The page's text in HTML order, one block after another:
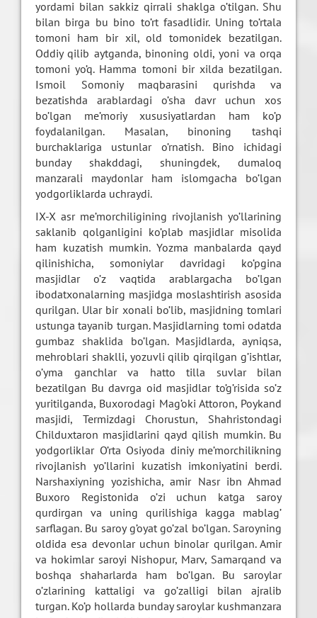
yordami bilan sakkiz qirrali shaklga o’tilgan. Shu
bilan birga bu bino to’rt fasadlidir. Uning to’rtala
tomoni ham bir xil, old tomonidek bezatilgan.
Oddiy qilib aytganda, binoning oldi, yoni va orqa
tomoni yo’q. Hamma tomoni bir xilda bezatilgan.
Ismoil Somoniy maqbarasini qurishda va
bezatishda arablardagi o’sha davr uchun xos
bo’lgan me’moriy xususiyatlardan ham ko’p
foydalanilgan. Masalan, binoning tashqi
burchaklariga ustunlar o’rnatish. Bino ichidagi
bunday shakddagi, shuningdek, dumaloq
manzarali maydonlar ham islomgacha bo’lgan
yodgorliklarda uchraydi.
IX-X asr me’morchiligining rivojlanish yo’llarining
saklanib qolganligini ko’plab masjidlar misolida
ham kuzatish mumkin. Yozma manbalarda qayd
qilinishicha, somoniylar davridagi ko’pgina
masjidlar o’z vaqtida arablargacha bo’lgan
ibodatxonalarning masjidga moslashtirish asosida
qurilgan. Ular bir xonali bo’lib, masjidning tomlari
ustunga tayanib turgan. Masjidlarning tomi odatda
gumbaz shaklida bo’lgan. Masjidlarda, ayniqsa,
mehroblari shaklli, yozuvli qilib qirqilgan g’ishtlar,
o’yma ganchlar va hatto tilla suvlar bilan
bezatilgan Bu davrga oid masjidlar to’g’risida so’z
yuritilganda, Buxorodagi Mag’oki Attoron, Poykand
masjidi, Termizdagi Chorustun, Shahristondagi
Childuxtaron masjidlarini qayd qilish mumkin. Bu
yodgorliklar O’rta Osiyoda diniy me’morchilikning
rivojlanish yo’llarini kuzatish imkoniyatini berdi.
Narshaxiyning yozishicha, amir Nasr ibn Ahmad
Buxoro Registonida o’zi uchun katga saroy
qurdirgan va uning qurilishiga kagga mablag’
sarflagan. Bu saroy g’oyat go’zal bo’lgan. Saroyning
oldida esa devonlar uchun binolar qurilgan. Amir
va hokimlar saroyi Nishopur, Marv, Samarqand va
boshqa shaharlarda ham bo’lgan. Bu saroylar
o’zlarining kattaligi va go’zalligi bilan ajralib
turgan. Ko’p hollarda bunday saroylar kushmanzara